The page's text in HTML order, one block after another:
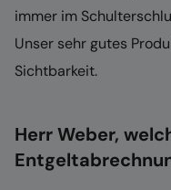
immer im
Unser sehr gutes
Sichtbarkeit.
Herr Weber,